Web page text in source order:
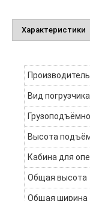
Характеристики
Производитель
Вид погрузчика
Высота
Кабина для
Общая высота
Общая ширина